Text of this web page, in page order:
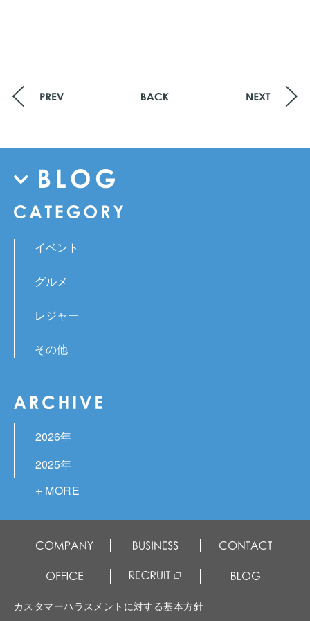
イベント
グルメ
レジャー
その他
2026年
2025年
2024年
2023年
2022年
2021年
2020年
カスタマーハラスメントに対する基本方針